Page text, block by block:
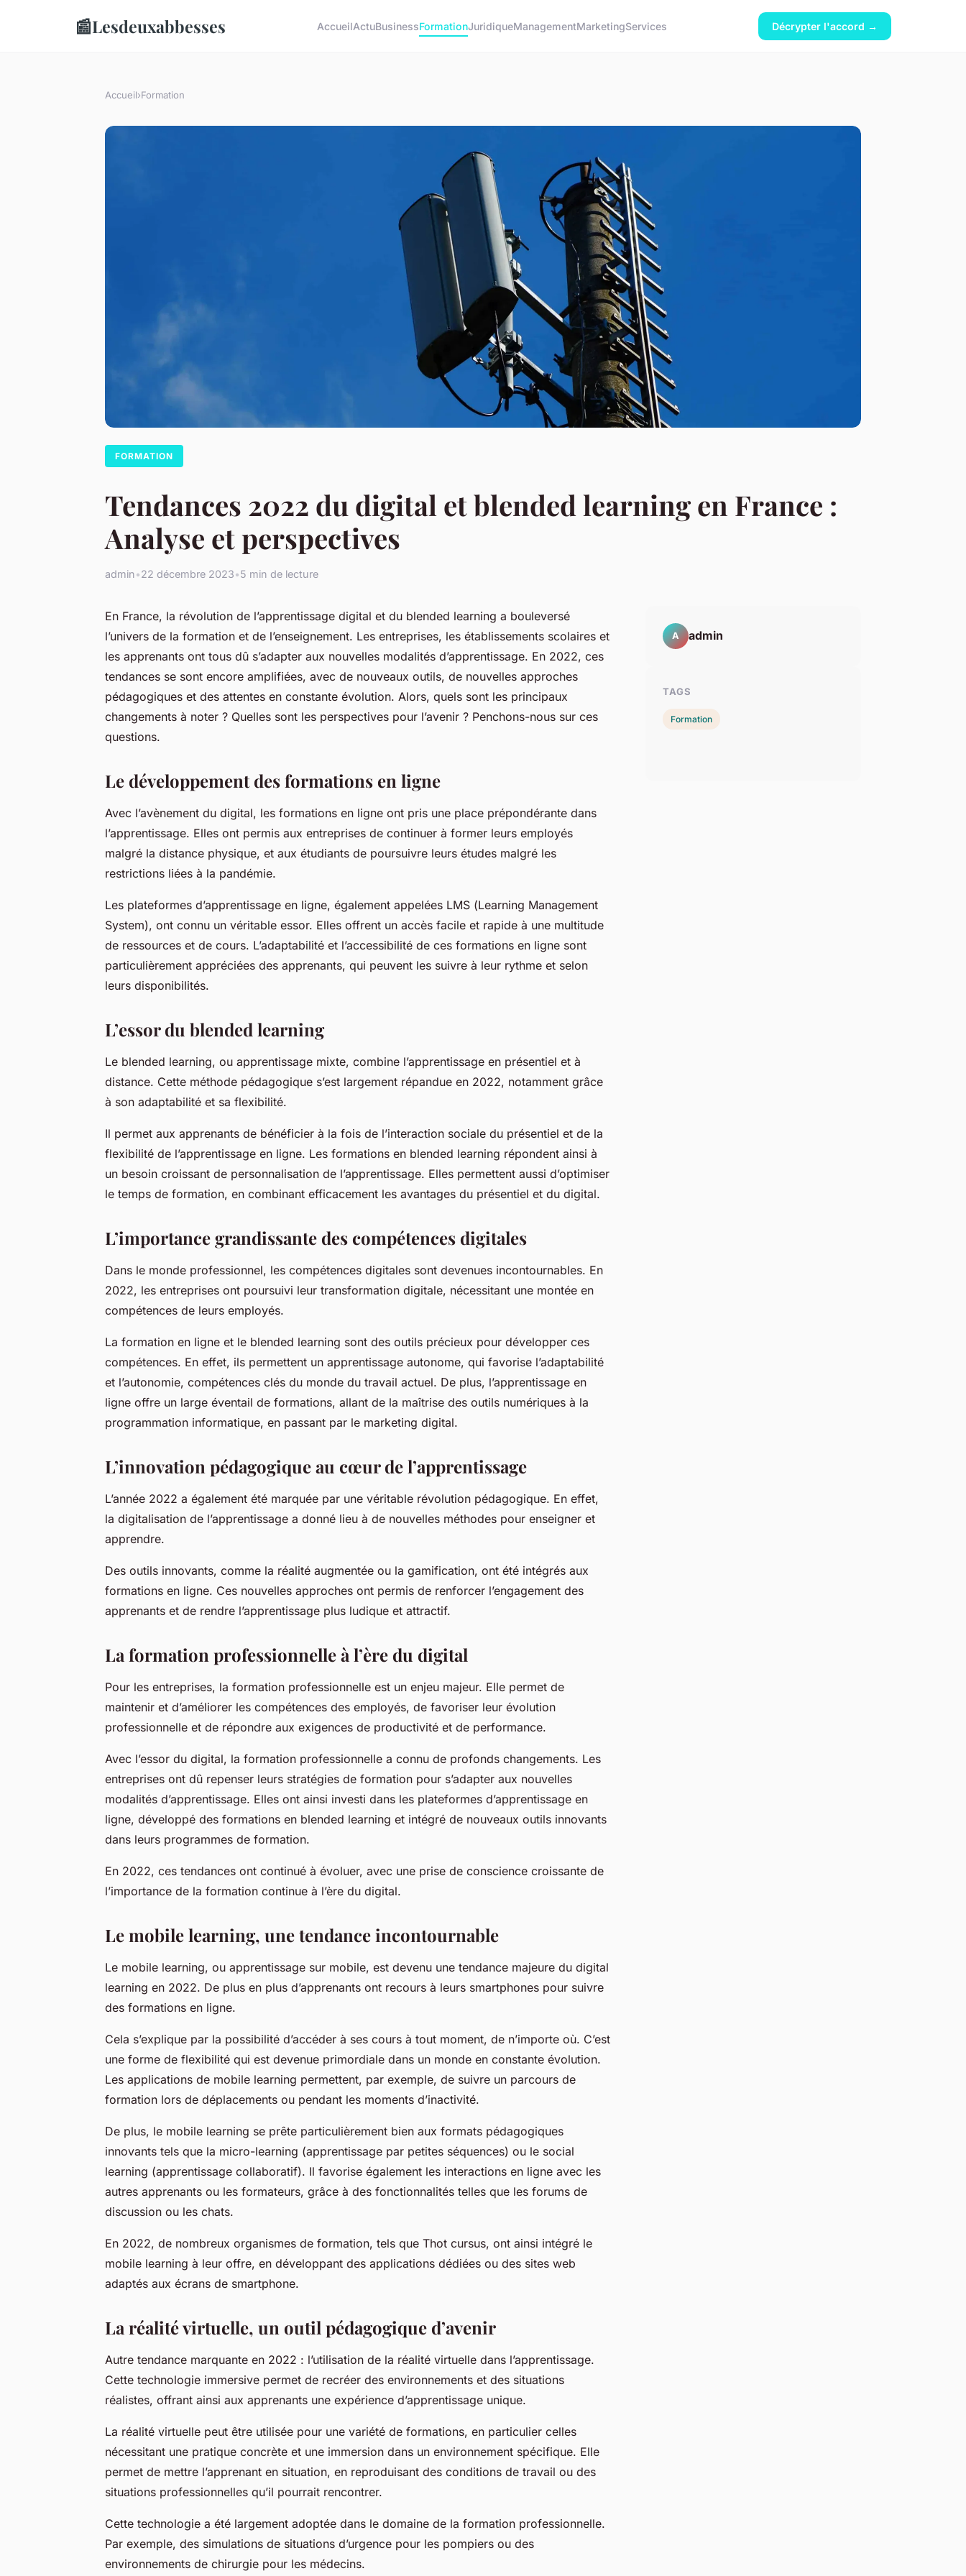
📰Lesdeuxabbesses AccueilActuBusinessFormationJuridiqueManagementMarketingServices Décrypter l'accord →
Accueil›Formation
FORMATION
Tendances 2022 du digital et blended learning en France :
Analyse et perspectives
admin•22 décembre 2023•5 min de lecture
En France, la révolution de l’apprentissage digital et du blended learning a bouleversé
l’univers de la formation et de l’enseignement. Les entreprises, les établissements scolaires et
les apprenants ont tous dû s’adapter aux nouvelles modalités d’apprentissage. En 2022, ces
tendances se sont encore amplifiées, avec de nouveaux outils, de nouvelles approches
pédagogiques et des attentes en constante évolution. Alors, quels sont les principaux
changements à noter ? Quelles sont les perspectives pour l’avenir ? Penchons-nous sur ces
questions.
Le développement des formations en ligne
Avec l’avènement du digital, les formations en ligne ont pris une place prépondérante dans
l’apprentissage. Elles ont permis aux entreprises de continuer à former leurs employés
malgré la distance physique, et aux étudiants de poursuivre leurs études malgré les
restrictions liées à la pandémie.
Les plateformes d’apprentissage en ligne, également appelées LMS (Learning Management
System), ont connu un véritable essor. Elles offrent un accès facile et rapide à une multitude
de ressources et de cours. L’adaptabilité et l’accessibilité de ces formations en ligne sont
particulièrement appréciées des apprenants, qui peuvent les suivre à leur rythme et selon
leurs disponibilités.
L’essor du blended learning
Le blended learning, ou apprentissage mixte, combine l’apprentissage en présentiel et à
distance. Cette méthode pédagogique s’est largement répandue en 2022, notamment grâce
à son adaptabilité et sa flexibilité.
Il permet aux apprenants de bénéficier à la fois de l’interaction sociale du présentiel et de la
flexibilité de l’apprentissage en ligne. Les formations en blended learning répondent ainsi à
un besoin croissant de personnalisation de l’apprentissage. Elles permettent aussi d’optimiser
le temps de formation, en combinant efficacement les avantages du présentiel et du digital.
L’importance grandissante des compétences digitales
Dans le monde professionnel, les compétences digitales sont devenues incontournables. En
2022, les entreprises ont poursuivi leur transformation digitale, nécessitant une montée en
compétences de leurs employés.
La formation en ligne et le blended learning sont des outils précieux pour développer ces
compétences. En effet, ils permettent un apprentissage autonome, qui favorise l’adaptabilité
et l’autonomie, compétences clés du monde du travail actuel. De plus, l’apprentissage en
ligne offre un large éventail de formations, allant de la maîtrise des outils numériques à la
programmation informatique, en passant par le marketing digital.
L’innovation pédagogique au cœur de l’apprentissage
L’année 2022 a également été marquée par une véritable révolution pédagogique. En effet,
la digitalisation de l’apprentissage a donné lieu à de nouvelles méthodes pour enseigner et
apprendre.
Des outils innovants, comme la réalité augmentée ou la gamification, ont été intégrés aux
formations en ligne. Ces nouvelles approches ont permis de renforcer l’engagement des
apprenants et de rendre l’apprentissage plus ludique et attractif.
La formation professionnelle à l’ère du digital
Pour les entreprises, la formation professionnelle est un enjeu majeur. Elle permet de
maintenir et d’améliorer les compétences des employés, de favoriser leur évolution
professionnelle et de répondre aux exigences de productivité et de performance.
Avec l’essor du digital, la formation professionnelle a connu de profonds changements. Les
entreprises ont dû repenser leurs stratégies de formation pour s’adapter aux nouvelles
modalités d’apprentissage. Elles ont ainsi investi dans les plateformes d’apprentissage en
ligne, développé des formations en blended learning et intégré de nouveaux outils innovants
dans leurs programmes de formation.
En 2022, ces tendances ont continué à évoluer, avec une prise de conscience croissante de
l’importance de la formation continue à l’ère du digital.
Le mobile learning, une tendance incontournable
Le mobile learning, ou apprentissage sur mobile, est devenu une tendance majeure du digital
learning en 2022. De plus en plus d’apprenants ont recours à leurs smartphones pour suivre
des formations en ligne.
Cela s’explique par la possibilité d’accéder à ses cours à tout moment, de n’importe où. C’est
une forme de flexibilité qui est devenue primordiale dans un monde en constante évolution.
Les applications de mobile learning permettent, par exemple, de suivre un parcours de
formation lors de déplacements ou pendant les moments d’inactivité.
De plus, le mobile learning se prête particulièrement bien aux formats pédagogiques
innovants tels que la micro-learning (apprentissage par petites séquences) ou le social
learning (apprentissage collaboratif). Il favorise également les interactions en ligne avec les
autres apprenants ou les formateurs, grâce à des fonctionnalités telles que les forums de
discussion ou les chats.
En 2022, de nombreux organismes de formation, tels que Thot cursus, ont ainsi intégré le
mobile learning à leur offre, en développant des applications dédiées ou des sites web
adaptés aux écrans de smartphone.
La réalité virtuelle, un outil pédagogique d’avenir
Autre tendance marquante en 2022 : l’utilisation de la réalité virtuelle dans l’apprentissage.
Cette technologie immersive permet de recréer des environnements et des situations
réalistes, offrant ainsi aux apprenants une expérience d’apprentissage unique.
La réalité virtuelle peut être utilisée pour une variété de formations, en particulier celles
nécessitant une pratique concrète et une immersion dans un environnement spécifique. Elle
permet de mettre l’apprenant en situation, en reproduisant des conditions de travail ou des
situations professionnelles qu’il pourrait rencontrer.
Cette technologie a été largement adoptée dans le domaine de la formation professionnelle.
Par exemple, des simulations de situations d’urgence pour les pompiers ou des
environnements de chirurgie pour les médecins.
A admin
TAGS
Formation